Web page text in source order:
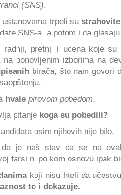
(SNS).
ustanovama trpeli su
SNS-a, a potom i da
radnji, pretnji i ucena koje su
na ponovljenim izborima na
birača, što nam govori
hvale pirovom pobedom.
pitanje koga su pobedili?
osim njihovih nije bilo.
da je naš stav da se na
farsi ni po kom osnovu ipak
koji nisu hteli da
to i dokazuje.